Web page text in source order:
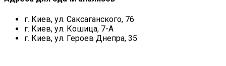
г. Киев, ул. Саксаганского, 76
г. Киев, ул. Кошица, 7-А
г. Киев, ул. Героев Днепра, 35